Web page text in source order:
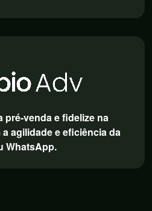
venda e fidelize na
agilidade e eficiência da
WhatsApp.